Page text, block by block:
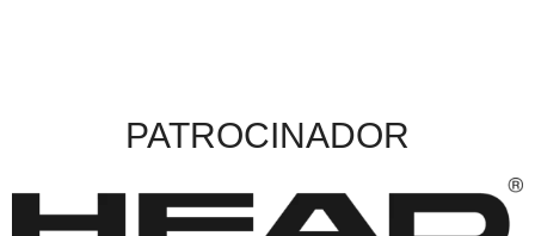
PATROCINADOR